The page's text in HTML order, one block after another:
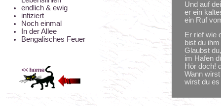
endlich & ewig
infiziert
Noch einmal
In der Allee
Bengalisches Feuer
Und auf
er ein
ein Ruf
Er rief wie
bist du
Glaubst
im Hafen
Hör doch!
Wann
wirst du